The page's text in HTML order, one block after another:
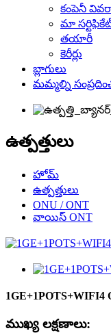
కంపెనీ
మా
తయారీ
కెరీర్లు
బ్లాగులు
మమ్మల్ని
ఉత్పత్తులు
హోమ్
ఉత్పత్తులు
ONU / ONT
వాయిస్ ONT
1GE+1POTS+WIFI4
ముఖ్య లక్షణాలు: